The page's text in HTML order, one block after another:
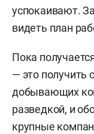
успокаивают.
видеть план
Пока
— это получить
добывающих
разведкой, и
крупные